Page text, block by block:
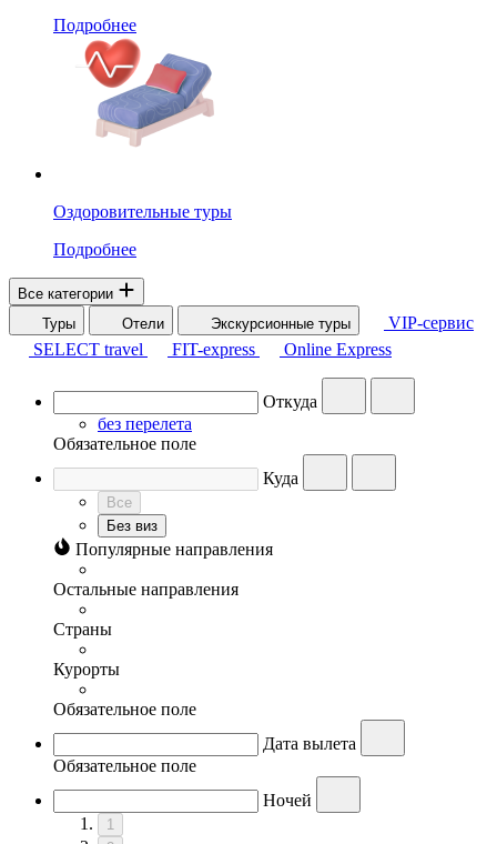
Подробнее
Оздоровительные туры
Подробнее
Все категории
Туры
Отели Экскурсионные туры
VIP-сервис
SELECT travel
FIT-express Online Express
Откуда
без перелета
Обязательное поле
Куда
Все
Без виз
Популярные направления
Остальные направления
Страны
Курорты
Обязательное поле
Дата вылета
Обязательное поле
Ночей
1